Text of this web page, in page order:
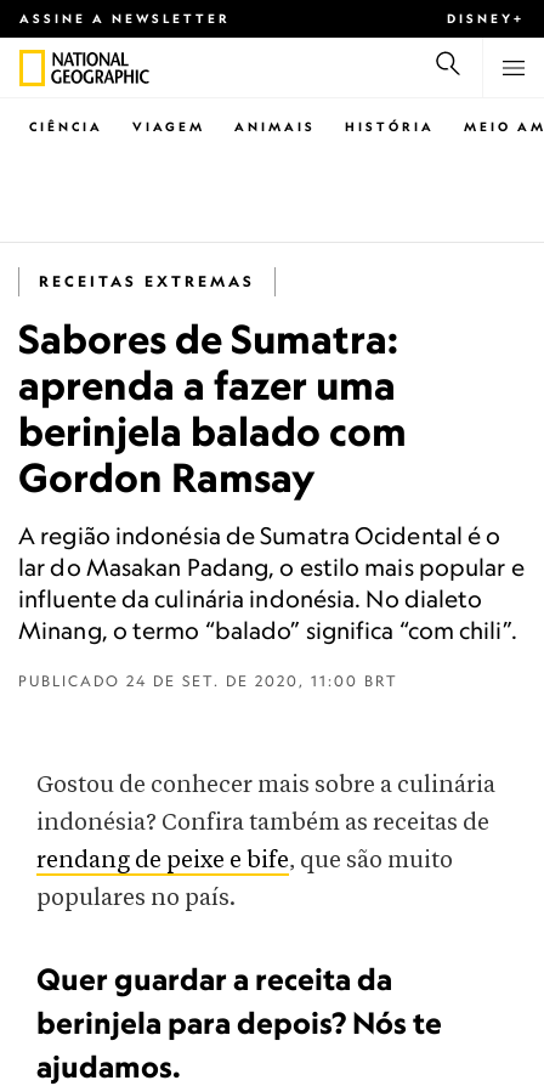
ASSINE A NEWSLETTER DISNEY+
CIÊNCIA VIAGEM ANIMAIS HISTÓRIA MEIO
RECEITAS EXTREMAS
Sabores de Sumatra:
aprenda a fazer uma
berinjela balado com
Gordon Ramsay
A região indonésia de Sumatra Ocidental é o
lar do Masakan Padang, o estilo mais popular e
influente da culinária indonésia. No dialeto
Minang, o termo “balado” significa “com chili”.
PUBLICADO 24 DE SET. DE 2020, 11:00 BRT
Gostou de conhecer mais sobre a culinária
indonésia? Confira também as receitas de
rendang de peixe e bife, que são muito
populares no país.
Quer guardar a receita da
berinjela para depois? Nós te
ajudamos.